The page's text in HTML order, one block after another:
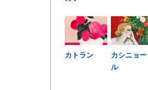
カトラン
カシニョー
ル